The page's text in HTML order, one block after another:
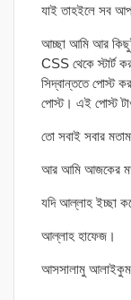
যাই তাহইলে সব
আচ্ছা আমি আর
CSS থেকে স্টার্ট
সিদ্বান্ততে পোস্ট
পোস্ট। এই পোস্ট
তো সবাই সবার
আর আমি আজকের মত
যদি আল্লাহ ইচ্ছা
আল্লাহ হাফেজ।
আসসালামু